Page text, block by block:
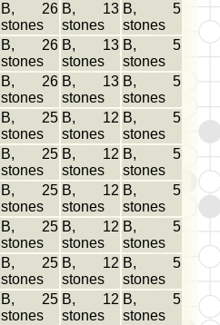
B, 26
stones
B, 13
stones
B, 5
stones
B, 26
stones
B, 13
stones
B, 5
stones
B, 26
stones
B, 13
stones
B, 5
stones
B, 25
stones
B, 12
stones
B, 5
stones
B, 25
stones
B, 12
stones
B, 5
stones
B, 25
stones
B, 12
stones
B, 5
stones
B, 25
stones
B, 12
stones
B, 5
stones
B, 25
stones
B, 12
stones
B, 5
stones
B, 25
stones
B, 12
stones
B, 5
stones